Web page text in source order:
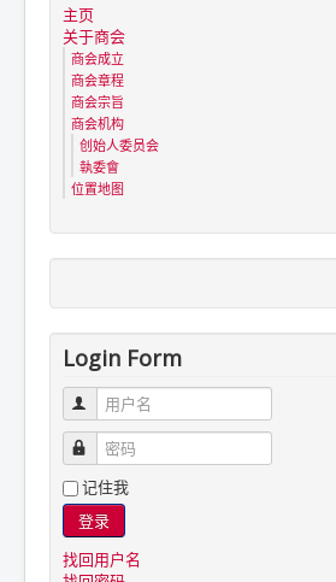
主页
关于商会
商会成立
商会章程
商会宗旨
商会机构
创始人委员会
執委會
位置地图
Login Form
用户名
密码
记住我
登录
找回用户名